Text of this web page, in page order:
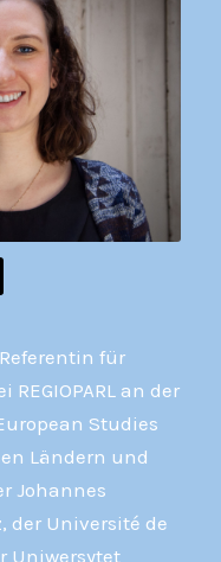
für
an der
Studies
Ländern und
Johannes
der Université de
Uniwersytet